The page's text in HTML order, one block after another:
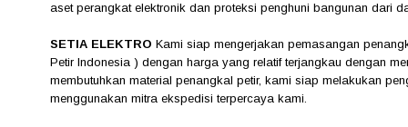
aset perangkat elektronik dan proteksi penghuni bangunan dari
SETIA ELEKTRO Kami siap mengerjakan pemasangan
Petir Indonesia ) dengan harga yang relatif terjangkau dengan
membutuhkan material penangkal petir, kami siap melakukan
menggunakan mitra ekspedisi terpercaya kami.